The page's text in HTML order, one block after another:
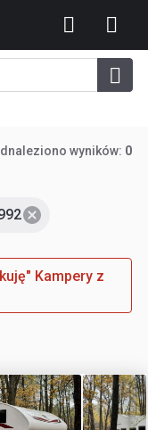
wyników: 0
Kampery z